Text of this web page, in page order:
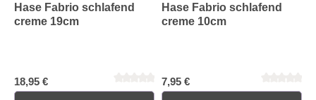
Hase Fabrio schlafend
creme 19cm
18,95 €
Hase Fabrio schlafend
creme 10cm
7,95 €